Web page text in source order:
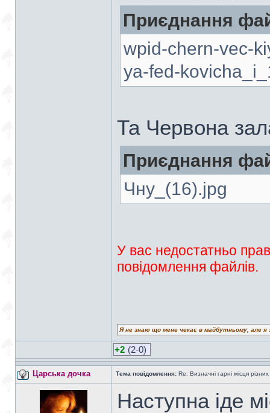
Приєднання
wpid-chern-vec-
ya-fed-
Та Червона
Приєднання
Чну_(16).jpg
У вас недостатньо
повідомлення файлів.
Я не знаю що мене чекає в майбутньому, але
+2 (2-0)
Царська дочка Тема повідомлення: Re: Визначні гарні місця
Наступна іде